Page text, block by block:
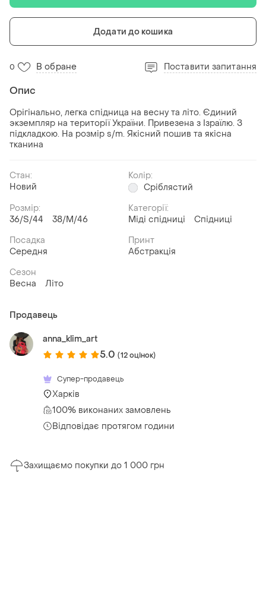
Додати до кошика
0 В обране Поставити запитання
Опис
Орігінально, легка спідница на весну та літо. Єдиний
экземпляр на території України. Привезена з Ізраїлю. З
підкладкою. На розмір s/m. Якісний пошив та якісна
тканина
Стан:
Новий
Колір:
Сріблястий
Розмір:
36/S/44
38/M/46
Категорії:
Міді спідниці
Спідниці
Посадка
Середня
Принт
Абстракція
Сезон
Весна
Літо
Продавець
anna_klim_art
5.0 (12 оцінок)
Супер-продавець
Харків
100% виконаних замовлень
Відповідає протягом години
Захищаємо покупки до 1 000 грн